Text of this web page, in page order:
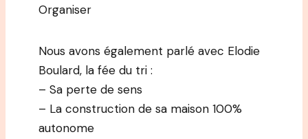
Organiser
Nous avons également parlé avec Elodie
Boulard, la fée du tri :
– Sa perte de sens
– La construction de sa maison 100%
autonome